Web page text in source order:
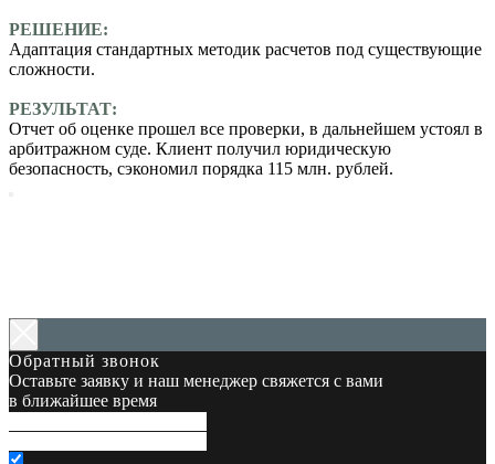
РЕШЕНИЕ:
Адаптация стандартных методик расчетов под существующие
сложности.
РЕЗУЛЬТАТ:
Отчет об оценке прошел все проверки, в дальнейшем устоял в
арбитражном суде. Клиент получил юридическую
безопасность, сэкономил порядка 115 млн. рублей.
Обратный звонок
Оставьте заявку и наш менеджер свяжется с вами
в ближайшее время